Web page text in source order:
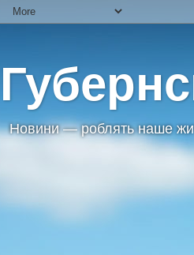
Новини — роблять наше